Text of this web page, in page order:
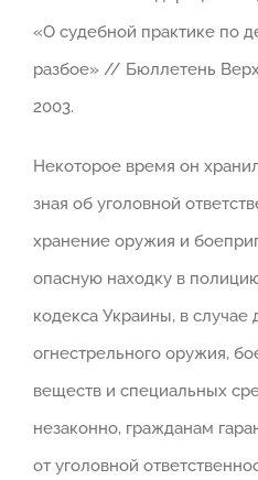
«О судебной практике по
разбое» // Бюллетень
2003.
Некоторое время он
зная об уголовной
хранение оружия и
опасную находку в
кодекса Украины, в случае
огнестрельного оружия,
веществ и специальных
незаконно, гражданам
от уголовной